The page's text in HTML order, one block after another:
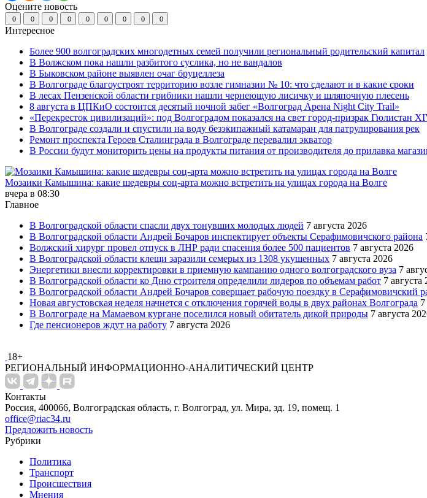
Оцените новость
0 0 0 0 0 0 0 0 0
Интересное
Более 900 волгоградских многодетных семей получили региональный родительский капитал
В Волжском пока нашли разбитого суслика, но не вандалов
В Быковском районе выявлен очаг бруцеллеза
В Волгограде благоустроят территорию возле гимназии № 10: что сделают и в какие сроки
В лесах Пензенской области грибники нашли чернеющую лисичку и шляпочную плесень
8 августа в ЦПКиО состоится десятый ночной забег «Волгоград Арена Night City Trail»
«Перекресток цивилизаций»: под Волгоградом показался на свет город-призрак Гюлистан
В Волгограде создали и спустили на воду безэкипажный катамаран для патрулирования рек
Ремонт проспекта Героев Сталинграда в Волгограде перевалил экватор
В России будут мониторить цены на продукты питания от производителя до прилавка
Мозаики Камышина: какие шедевры соц-арта можно встретить на улицах города на Волге
вчера в 08:30
Главное
В Волгоградской области спасли двух тонувших молодых людей 7 августа 2026
В Волгоградской области Андрей Бочаров инспектирует объекты Серафимовичского района
Волжский хирург провел отпуск в ЛНР ради спасения более 500 пациентов 7 августа 2026
В Волгоградской области клещи заразили семерых из 1308 укушенных 7 августа 2026
Энергетики внесли корректировки в приемную кампанию одного волгоградского вуза 7
В Волгоградской области ко Дню строителя определили лидеров по объемам работ 7 августа
В Волгоградской области Андрей Бочаров совершает рабочую поездку в Серафимовичский
Новая августовская неделя начнется с отключения горячей воды в двух районах Волгограда
В Волгограде на Мамаевом кургане поселился новый обитатель дикой природы 7 августа
Где пенсионеров ждут на работу 7 августа 2026
18+
РЕГИОНАЛЬНЫЙ ИНФОРМАЦИОННО-АНАЛИТИЧЕСКИЙ ЦЕНТР
Контакты
Россия, 400066, Волгоградская область, г. Волгоград, ул. Мира, зд. 19, помещ. 1
office@riac34.ru
Предложить новость
Рубрики
Политика
Транспорт
Происшествия
Мнения